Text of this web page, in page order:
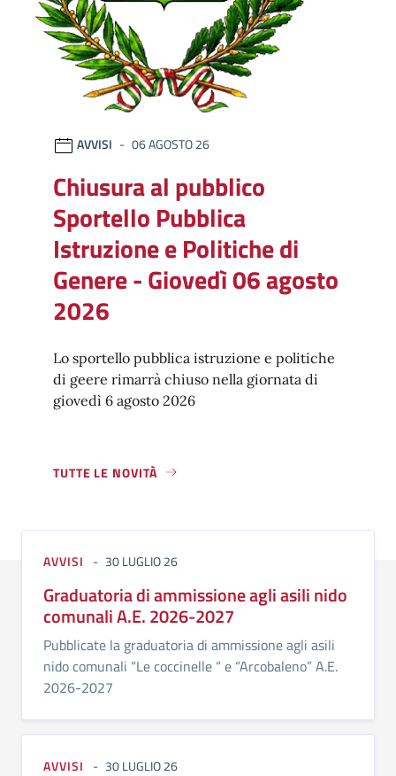
AVVISI 06 AGOSTO 26
Chiusura al pubblico
Sportello Pubblica
Istruzione e Politiche di
Genere - Giovedì 06 agosto
2026
Lo sportello pubblica istruzione e politiche
di geere rimarrà chiuso nella giornata di
giovedì 6 agosto 2026
TUTTE LE NOVITÀ
AVVISI 30 LUGLIO 26
Graduatoria di ammissione agli asili nido
comunali A.E. 2026-2027
Pubblicate la graduatoria di ammissione agli asili
nido comunali “Le coccinelle “ e “Arcobaleno” A.E.
2026-2027
AVVISI 30 LUGLIO 26